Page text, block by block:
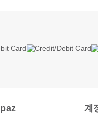
계